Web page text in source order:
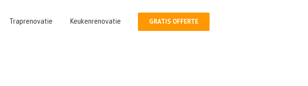
Traprenovatie Keukenrenovatie GRATIS OFFERTE